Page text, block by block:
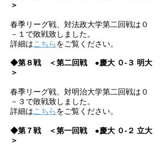
＞
春季リーグ戦、対法政大学第二回戦は０
－１で敗戦致しました。
詳細はこちら をご覧ください。
◆第８戦 ＜第二回戦 ●慶大 ０-３ 明大
＞
春季リーグ戦、対明治大学第二回戦は０
－３で敗戦致しました。
詳細はこちら をご覧ください。
◆第７戦 ＜第一回戦 ●慶大 ０-２ 立大
＞